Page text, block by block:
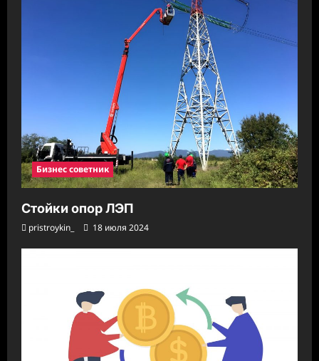
Бизнес советник
Стойки опор ЛЭП
pristroykin_ 18 июля 2024